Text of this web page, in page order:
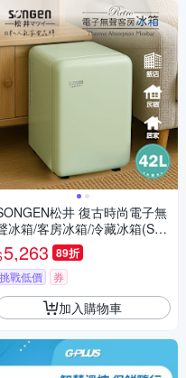
松井 復古時尚電子無
冰箱/客房冰箱/冷藏冰箱(SG-
42AS-G)
5,263 89折
挑戰低價 券
加入購物車